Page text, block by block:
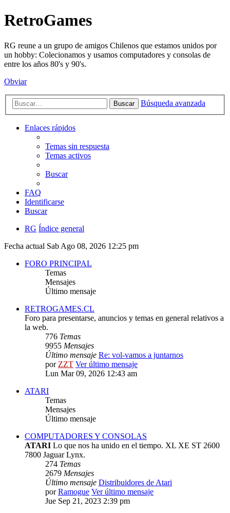
RetroGames
RG reune a un grupo de amigos Chilenos que estamos unidos por
un hobby: Colecionamos y usamos computadores y consolas de
entre los años 80's y 90's.
Obviar
Buscar Búsqueda avanzada
Enlaces rápidos
Temas sin respuesta
Temas activos
Buscar
FAQ
Identificarse
Buscar
RG Índice general
Fecha actual Sab Ago 08, 2026 12:25 pm
FORO PRINCIPAL
Temas
Mensajes
Último mensaje
RETROGAMES.CL
Foro para presentarse, anuncios y temas en general relativos a
la web.
776 Temas
9955 Mensajes
Último mensaje Re: vol-vamos a juntarnos
porZZT Ver último mensaje
Lun Mar 09, 2026 12:43 am
ATARI
Temas
Mensajes
Último mensaje
COMPUTADORES Y CONSOLAS
ATARI Lo que nos ha unido en el tiempo. XL XE ST 2600
7800 Jaguar Lynx.
274 Temas
2679 Mensajes
Último mensaje Distribuidores de Atari
porRamogue Ver último mensaje
Jue Sep 21, 2023 2:39 pm